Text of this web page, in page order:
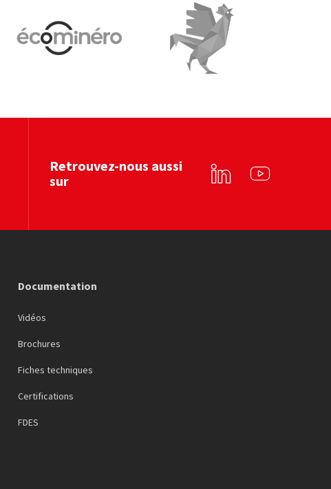
Retrouvez-nous aussi
sur
Linkedin YouTube
Documentation
Vidéos
Brochures
Fiches techniques
Certifications
FDES